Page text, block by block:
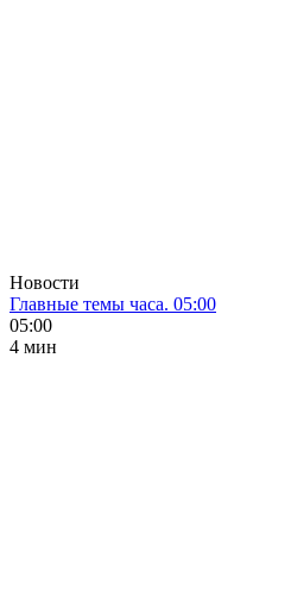
Новости
Главные темы часа. 05:00
05:00
4 мин